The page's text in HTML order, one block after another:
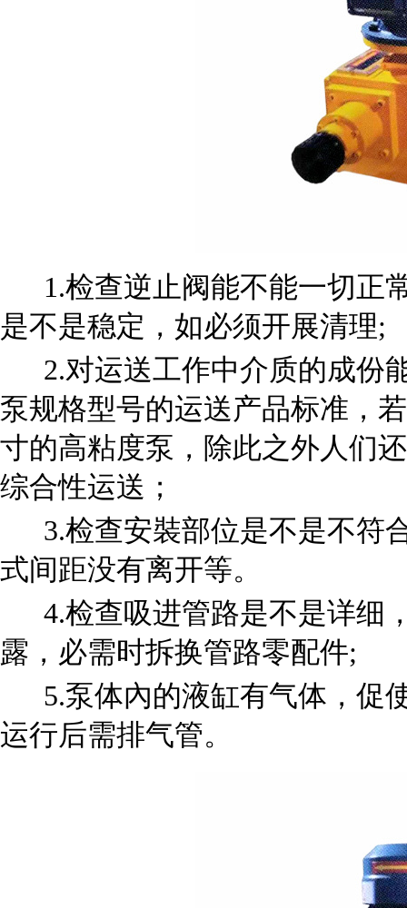
1.检查逆止阀能不能一切正
是不是稳定，如必须开展清理;
2.对运送工作中介质的成份
泵规格型号的运送产品标准，
寸的高粘度泵，除此之外人们
综合性运送；
3.检查安裝部位是不是不符
式间距没有离开等。
4.检查吸进管路是不是详细
露，必需时拆换管路零配件;
5.泵体內的液缸有气体，促
运行后需排气管。